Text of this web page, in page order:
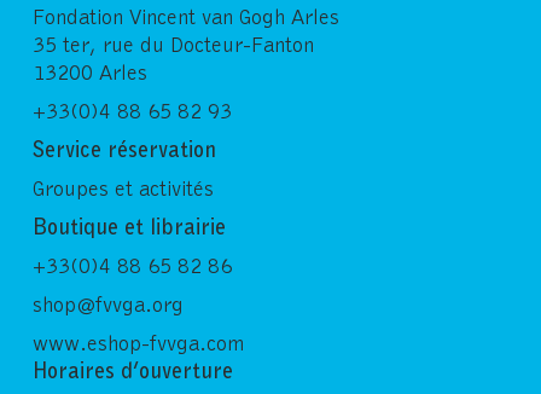
Fondation Vincent van Gogh Arles
35 ter, rue du Docteur-Fanton
13200 Arles
+33(0)4 88 65 82 93
Service réservation
Groupes et activités
Boutique et librairie
+33(0)4 88 65 82 86
shop@fvvga.org
www.eshop-fvvga.com
Horaires d’ouverture